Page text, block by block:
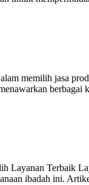
memilih jasa
berbagai
Terbaik
ibadah ini.